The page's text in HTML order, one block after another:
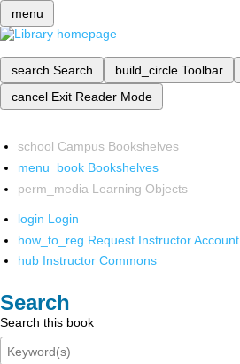
menu
search Search build_circle Toolbar
cancel Exit Reader Mode
school Campus Bookshelves
menu_book Bookshelves
perm_media Learning Objects
login Login
how_to_reg Request Instructor Account
hub Instructor Commons
Search
Search this book